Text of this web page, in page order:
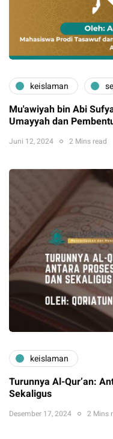
keislaman
Mu'awiyah bin Abi
Umayyah dan
Juni 12, 2024 2 Mins read
keislaman
Turunnya Al-Qur’an:
Sekaligus
Desember 17, 2024 2 Mins